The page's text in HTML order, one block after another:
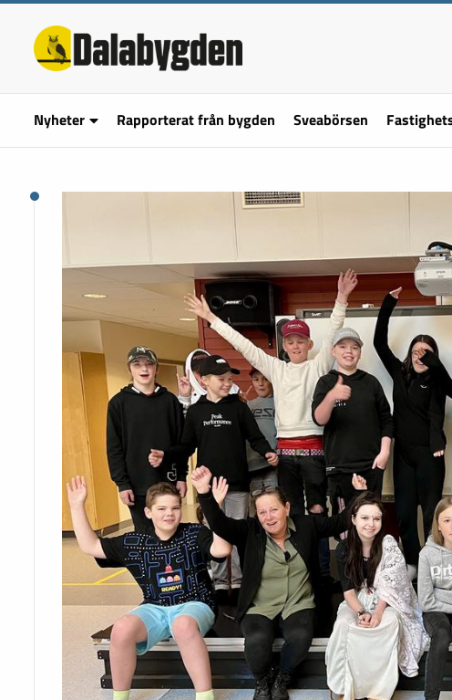
Nyheter Rapporterat från bygden Sveabörsen